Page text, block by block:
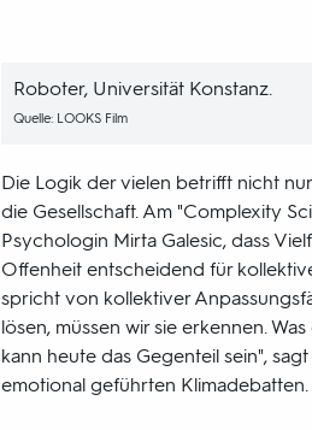
Roboter, Universität Konstanz.
Quelle: LOOKS Film
Die Logik der vielen betrifft nicht
die Gesellschaft. Am "Complexity
Psychologin Mirta Galesic, dass
Offenheit entscheidend für
spricht von kollektiver
lösen, müssen wir sie erkennen.
kann heute das Gegenteil sein",
emotional geführten Klimadebatten.